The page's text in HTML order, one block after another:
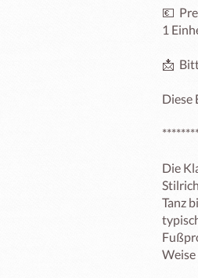
💶
1
📩
Diese
Die
Tanz
Weise